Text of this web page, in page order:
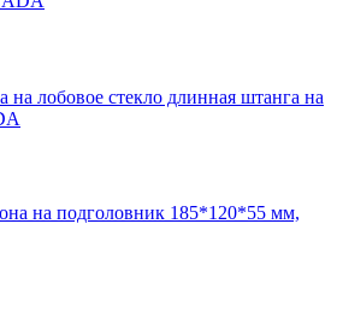
на лобовое стекло длинная штанга на